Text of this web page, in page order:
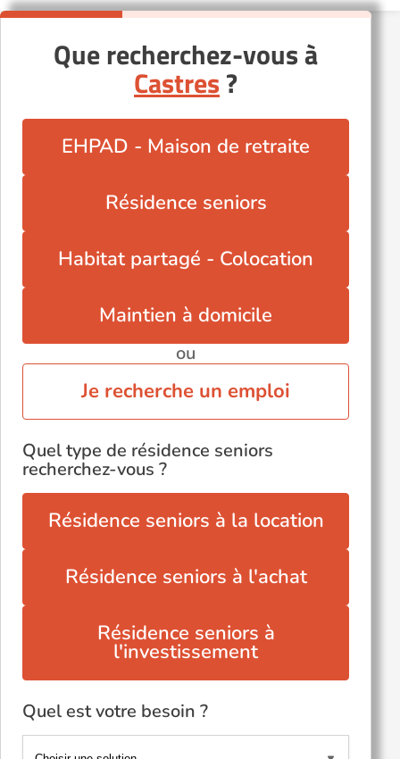
Que recherchez-vous à
Castres?
EHPAD - Maison de retraite
Résidence seniors
Habitat partagé - Colocation
Maintien à domicile
ou
Je recherche un emploi
Quel type de résidence seniors
recherchez-vous ?
Résidence seniors à la location
Résidence seniors à l'achat
Résidence seniors à
l'investissement
Quel est votre besoin ?